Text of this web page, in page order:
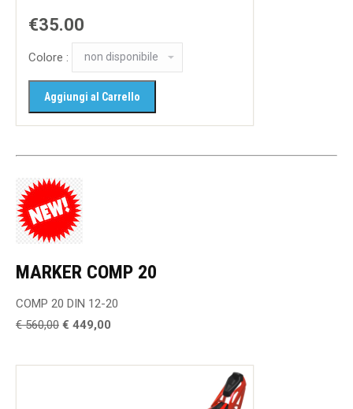
€35.00
Colore :
MARKER COMP 20
COMP 20 DIN 12-20
€ 560,00 € 449,00